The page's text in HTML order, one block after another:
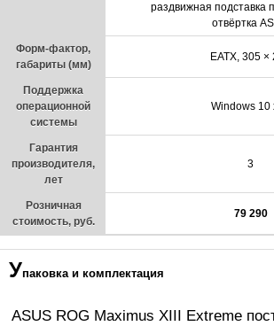
раздвижная подставка
отвёртка
Форм-фактор,
габариты (мм)
EATX, 305 ×
Поддержка
операционной
системы
Windows 10
Гарантия
производителя,
лет
3
Розничная
стоимость, руб.
79 290
Упаковка и комплектация
ASUS ROG Maximus XIII Extreme